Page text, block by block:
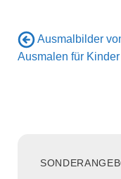
Ausmalbilder
Ausmalen für Kinder